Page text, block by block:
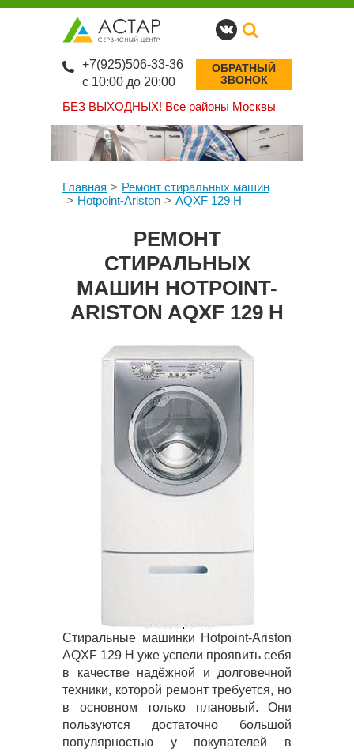
БЕЗ ВЫХОДНЫХ! Все районы Москвы
+7(925)506-33-36
с 10:00 до 20:00
ОБРАТНЫЙ
ЗВОНОК
Главная
Ремонт стиральных машин
Hotpoint-Ariston
AQXF 129 H
РЕМОНТ
СТИРАЛЬНЫХ
МАШИН HOTPOINT-
ARISTON AQXF 129 H
Стиральные машинки Hotpoint-Ariston
AQXF 129 H уже успели проявить себя
в качестве надёжной и долговечной
техники, которой ремонт требуется, но
в основном только плановый. Они
пользуются достаточно большой
популярностью у покупателей в